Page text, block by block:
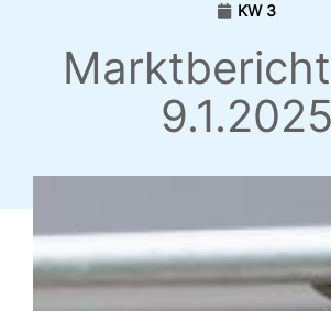
KW 3
9.1.2025